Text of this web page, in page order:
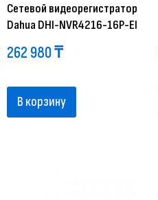
Сетевой видеорегистратор
Dahua DHI-NVR4216-16P-EI
262 980₸
В корзину